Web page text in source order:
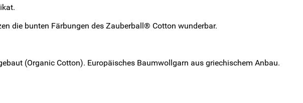
die bunten Färbungen des Zauberball® Cotton wunderbar.
(Organic Cotton). Europäisches Baumwollgarn aus griechischem Anbau.